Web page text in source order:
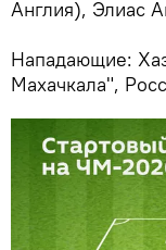
Англия), Элиас
Нападающие:
Махачкала",